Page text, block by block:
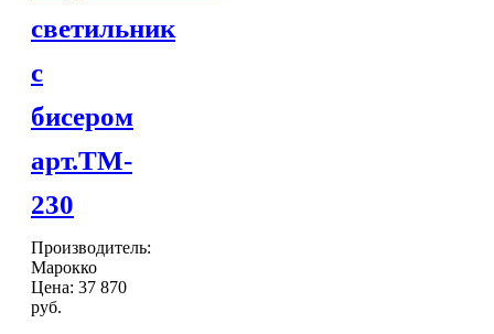
светильник
с
бисером
арт.TM-
230
Производитель:
Марокко
Цена: 37 870
руб.